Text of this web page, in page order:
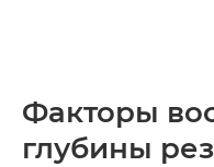
Факторы
глубины